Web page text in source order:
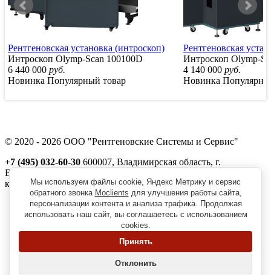
Рентгеновская установка (интроскоп)
Интроскоп Olymp-Scan 100100D
6 440 000 руб.
Новинка Популярный товар
Рентгеновская
Интроскоп Olymp-
4 140 000 руб.
Новинка
© 2020 - 2026 ООО "Рентгеновские Системы и Сервис"
+7 (495) 032-60-30 600007, Владимирская область, г.
Владимир, ул. Северная, д. 1м,
корп. 11, пом. 41
Реквизиты
Политика обработки персональных данных
Пользовательское соглашение
Согласие на получение рекламно-информационной рассылки
Мы используем файлы cookie, Яндекс Метрику и сервис
обратного звонка Moclients для улучшения работы сайта,
персонализации контента и анализа трафика. Продолжая
использовать наш сайт, вы соглашаетесь с использованием
cookies.
Принять
Отклонить